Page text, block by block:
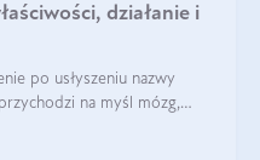
działanie i
po usłyszeniu nazwy
na myśl mózg,